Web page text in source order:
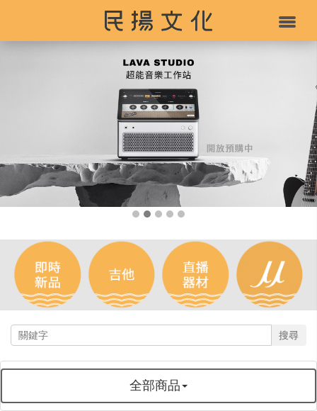
搜尋
全部商品